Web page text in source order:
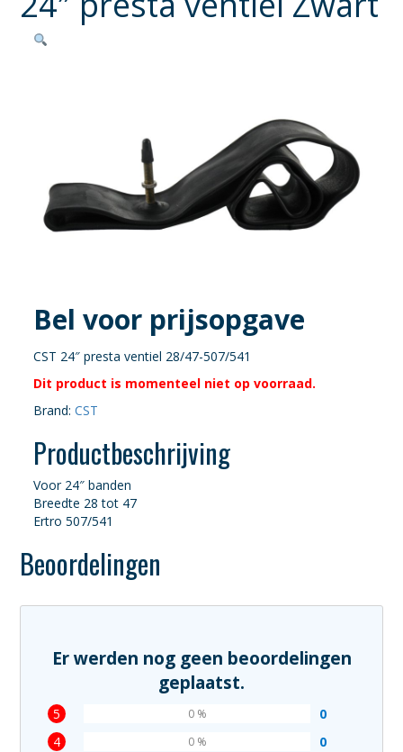
Bel voor prijsopgave
CST 24″ presta ventiel 28/47-507/541
Dit product is momenteel niet op voorraad.
Brand:CST
Productbeschrijving
Voor 24″ banden
Breedte 28 tot 47
Ertro 507/541
Beoordelingen
Er werden nog geen beoordelingen
geplaatst.
5 0
0 %
4 0
0 %